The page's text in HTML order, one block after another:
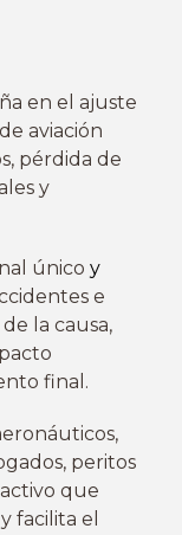
en el ajuste
aviación
pérdida de
y
único y
e
la causa,
final.
peritos
que
facilita el